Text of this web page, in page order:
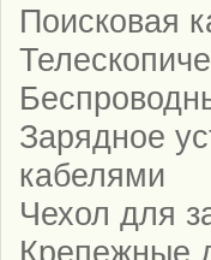
Поисковая
Зарядное
кабелями
Чехол для
Крепежные